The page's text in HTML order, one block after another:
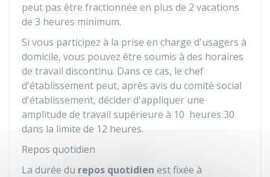
peut pas être fractionnée en plus de 2 vacations
de 3 heures minimum.
Si vous participez à la prise en charge d'usagers à
domicile, vous pouvez être soumis à des horaires
de travail discontinu. Dans ce cas, le chef
d'établissement peut, après avis du comité social
d'établissement, décider d'appliquer une
amplitude de travail supérieure à 10 heures 30
dans la limite de 12 heures.
Repos quotidien
La durée du repos quotidien est fixée à